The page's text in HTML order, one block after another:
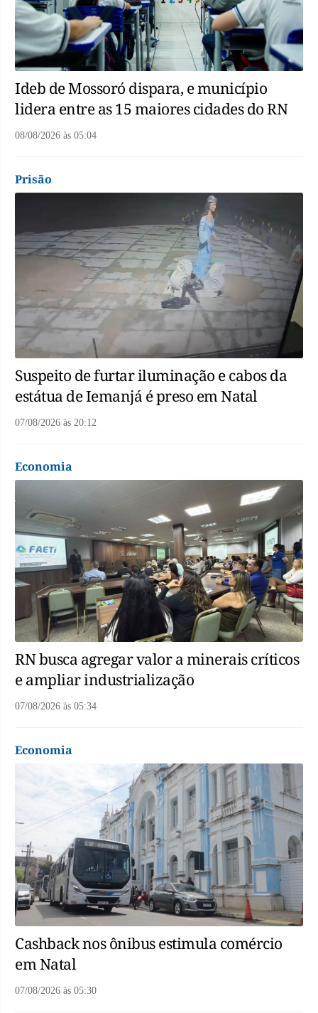
Ideb de Mossoró dispara, e município
lidera entre as 15 maiores cidades do RN
08/08/2026 às 05:04
Prisão
Suspeito de furtar iluminação e cabos da
estátua de Iemanjá é preso em Natal
07/08/2026 às 20:12
Economia
RN busca agregar valor a minerais críticos
e ampliar industrialização
07/08/2026 às 05:34
Economia
Cashback nos ônibus estimula comércio
em Natal
07/08/2026 às 05:30